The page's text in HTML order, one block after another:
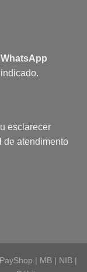
WhatsApp
esclarecer
de atendimento
| MB | NIB |